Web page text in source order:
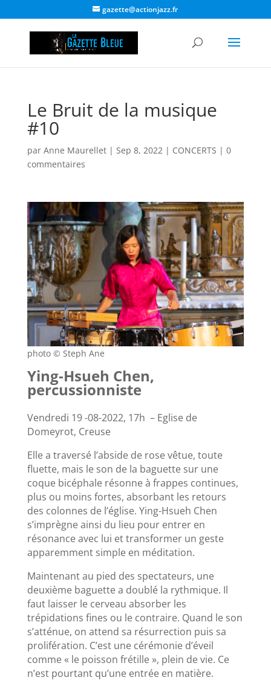
gazette@actionjazz.fr
Le Bruit de la musique
#10
par Anne Maurellet| Sep 8, 2022| CONCERTS | 0
commentaires
photo © Steph Ane
Ying-Hsueh Chen,
percussionniste
Vendredi 19 -08-2022, 17h – Eglise de
Domeyrot, Creuse
Elle a traversé l’abside de rose vêtue, toute
fluette, mais le son de la baguette sur une
coque bicéphale résonne à frappes continues,
plus ou moins fortes, absorbant les retours
des colonnes de l’église. Ying-Hsueh Chen
s’imprègne ainsi du lieu pour entrer en
résonance avec lui et transformer un geste
apparemment simple en méditation.
Maintenant au pied des spectateurs, une
deuxième baguette a doublé la rythmique. Il
faut laisser le cerveau absorber les
trépidations fines ou le contraire. Quand le son
s’atténue, on attend sa résurrection puis sa
prolifération. C’est une cérémonie d’éveil
comme « le poisson frétille », plein de vie. Ce
n’est pourtant qu’une entrée en matière.